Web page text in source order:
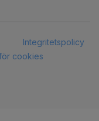
Integritetspolicy
cookies